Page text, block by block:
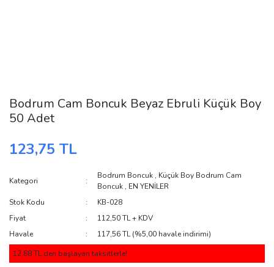
Bodrum Cam Boncuk Beyaz Ebruli Küçük Boy
50 Adet
123,75 TL
Kategori
Bodrum Boncuk , Küçük Boy Bodrum Cam
Boncuk , EN YENİLER
Stok Kodu
KB-028
Fiyat
112,50 TL + KDV
Havale
117,56 TL (%5,00 havale indirimi)
12,88 TL den başlayan taksitlerle!